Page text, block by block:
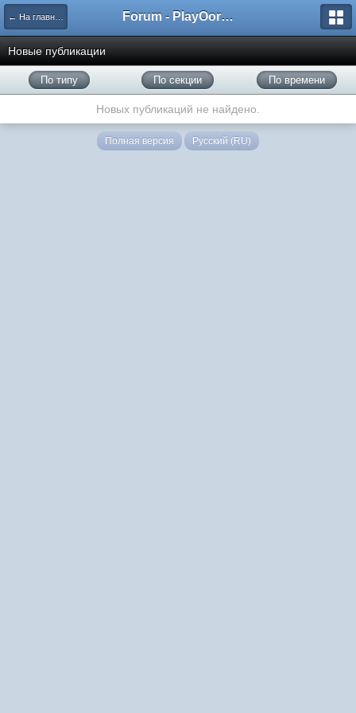
← На главную Forum - PlayOorbis.net
Новые публикации
По типу По секции По времени
Новых публикаций не найдено.
Полная версия Русский (RU)